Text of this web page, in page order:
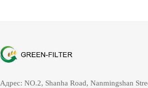
Адрес: NO.2, Shanha Road, Nanmingshan